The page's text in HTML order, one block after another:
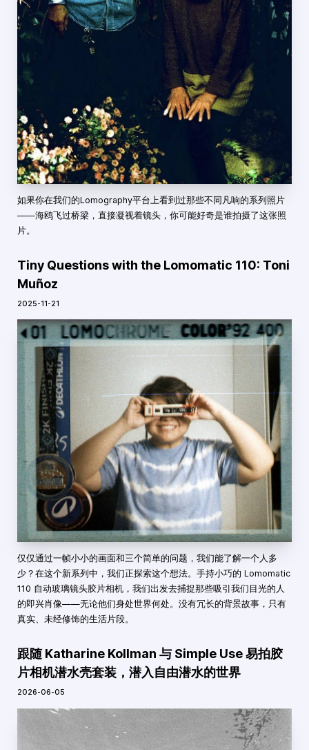
如果你在我们的Lomography平台上看到过那些不同凡响的系列照片
——海鸥飞过桥梁，直接凝视着镜头，你可能好奇是谁拍摄了这张照
片。
Tiny Questions with the Lomomatic 110: Toni
Muñoz
2025-11-21
仅仅通过一帧小小的画面和三个简单的问题，我们能了解一个人多
少？在这个新系列中，我们正探索这个想法。手持小巧的 Lomomatic
110 自动玻璃镜头胶片相机，我们出发去捕捉那些吸引我们目光的人
的即兴肖像——无论他们身处世界何处。没有冗长的背景故事，只有
真实、未经修饰的生活片段。
跟随 Katharine Kollman 与 Simple Use 易拍胶
片相机潜水壳套装，潜入自由潜水的世界
2026-06-05